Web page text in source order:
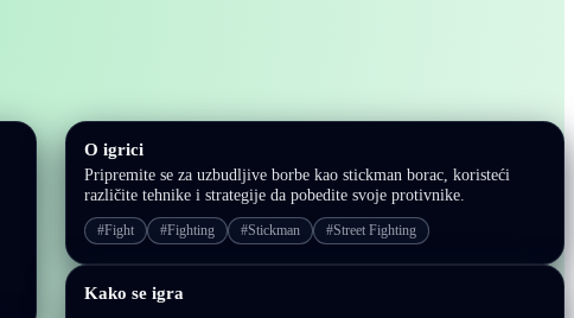
O igrici
Pripremite se za uzbudljive borbe kao stickman borac, koristeći
različite tehnike i strategije da pobedite svoje protivnike.
#Fight #Fighting #Stickman #Street Fighting
Kako se igra